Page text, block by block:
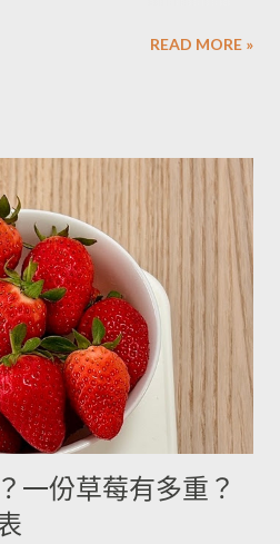
12/12補充from Patty： 1.新鮮現
1 小匙 (1t) 1 大匙(1T) 1 杯(1cup)
6g 80g 乾酵母 3.3g 10g --------- 吉
---------- 細砂糖 4g 13g 170g 粗砂
蜂蜜 7g 22g 290g 沙拉油 4g
奶油 4.5g 14g 205g 酥油 4g 13g
17.5g 240g 優格 5g 15g 210g 清
80g 即溶咖啡 2g 6g 70g 葡萄乾 ----
法廚房 ...
READ MORE »
一份草莓有多重？